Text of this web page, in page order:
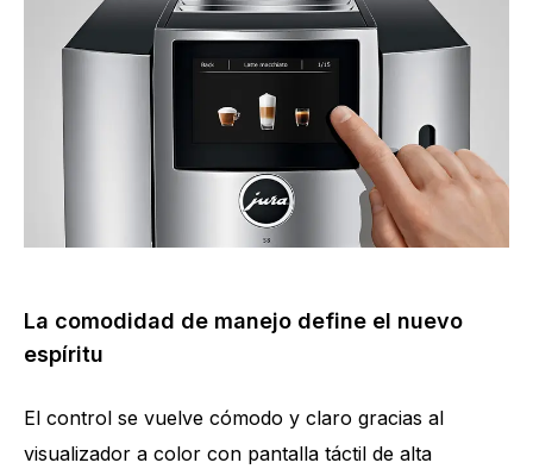
La comodidad de manejo define el nuevo
espíritu
El control se vuelve cómodo y claro gracias al
visualizador a color con pantalla táctil de alta